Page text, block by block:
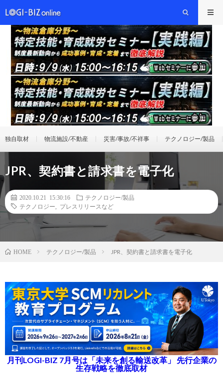
独自取材 物流施設/不動産 災害/事故/不祥事 テクノロジー/製品
JPR、契約書と請求書を電子化
2020.10.21 15:30:16
テクノロジー/製品
テクノロジー
プレスリリースなど
HOME テクノロジー/製品 JPR、契約書と請求書を電子化
月刊LOGI-BIZ 7月号は「未来を創る輸送改革」 先行企業の
生存戦略を徹底取材